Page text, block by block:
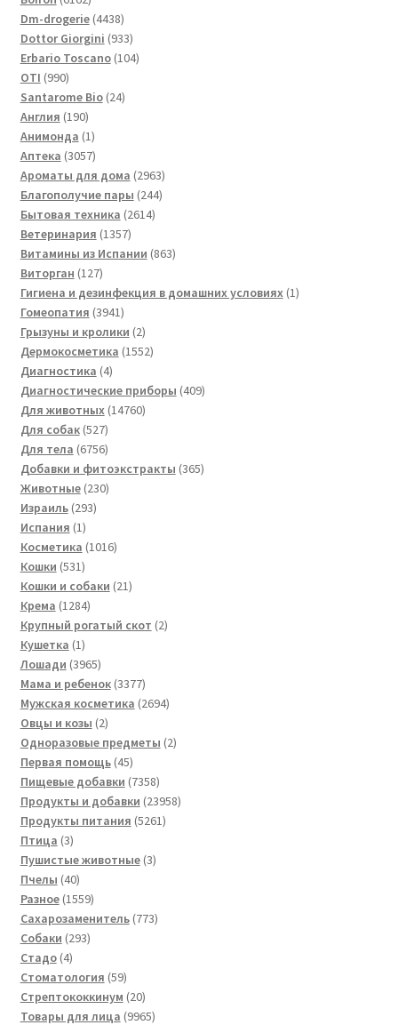
товара
Dm-drogerie 44384438
товаров
Dottor Giorgini 933933
товара
Erbario Toscano 104104
OTI 990990
товаров
Santarome Bio 2424
Англия 190190
товаров
Анимонда 11
товар
Аптека 30573057
товаров
Ароматы для дома 29632963
товара
Благополучие пары 244244
Бытовая техника 26142614
Ветеринария 13571357
товаров
Витамины из Испании 863863
Виторган 127127
товаров
Гигиена и дезинфекция в домашних условиях 11
Гомеопатия 39413941
товар
Грызуны и кролики 22
товара
Дермокосметика 15521552
Диагностика 44
товара
Диагностические приборы 409409
Для животных 1476014760
Для собак 527527
товаров
Для тела 67566756
товаров
Добавки и фитоэкстракты 365365
Животные 230230
Израиль 293293
Испания 11
товар
Косметика 10161016
Кошки 531531
товар
Кошки и собаки 2121
Крема 12841284
товара
Крупный рогатый скот 22
Кушетка 11
товар
Лошади 39653965
товаров
Мама и ребенок 33773377
товаров
Мужская косметика 26942694
Овцы и козы 22
товара
Одноразовые предметы 22
Первая помощь 4545
товаров
Пищевые добавки 73587358
товаров
Продукты и добавки 2395823958
Продукты питания 52615261
Птица 33
товара
Пушистые животные 33
Пчелы 4040
товаров
Разное 15591559
товаров
Сахарозаменитель 773773
Собаки 293293
Стадо 44
товара
Стоматология 5959
товаров
Стрептококкинум 2020
товаров
Товары для лица 99659965